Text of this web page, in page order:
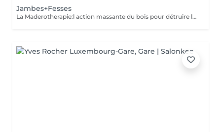
Jambes+Fesses
La Maderotherapie:l action massante du bois pour détruire la cellulite. *Active la circulation sanguine et lymphatique *Réduit les tensions musculaires. *Raffermie et tonifie la peau.